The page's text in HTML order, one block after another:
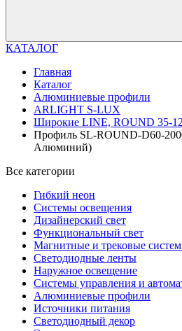
КАТАЛОГ
Главная
Каталог
Алюминиевые профили
ARLIGHT S-LUX
Широкие LINE, ROUND 35-
Профиль SL-ROUND-D60-
Алюминий)
Все категории
Гибкий неон
Системы освещения
Дизайнерский свет
Функциональный свет
Магнитные и трековые
Светодиодные ленты
Наружное освещение
Системы управления и
Алюминиевые профили
Источники питания
Светодиодный декор